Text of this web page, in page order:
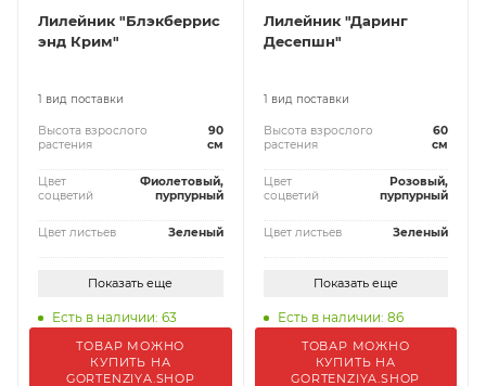
Лилейник "Блэкберрис
энд Крим"
1 вид поставки
Высота взрослого
растения
90
см
Цвет
соцветий
Фиолетовый,
пурпурный
Цвет листьев Зеленый
Показать еще
Есть в наличии: 63
ТОВАР МОЖНО
КУПИТЬ НА
GORTENZIYA.SHOP
Лилейник "Даринг
Десепшн"
1 вид поставки
Высота взрослого
растения
60
см
Цвет
соцветий
Розовый,
пурпурный
Цвет листьев Зеленый
Показать еще
Есть в наличии: 86
ТОВАР МОЖНО
КУПИТЬ НА
GORTENZIYA.SHOP